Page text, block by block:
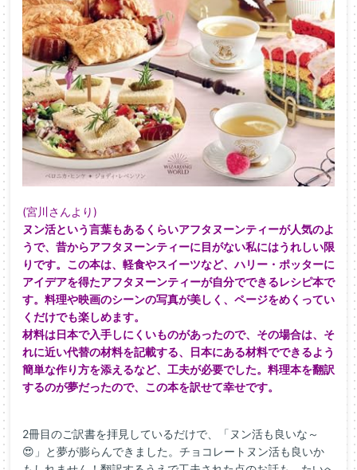
(宮川さんより)
ヌン活という言葉もあるくらいアフタヌーンティーが人気のよ
うで、 昔からアフタヌーンティーに目がない私にはうれしい限
りです。この本は、軽食やスイーツなど、ハリー・ポッターに
アイデアを得たアフタヌーンティーが自分でできるレシピ本で
す。 料理や映画のシーンの写真が美しく、ページをめくってい
くだけでも楽しめます。
材料は日本で入手しにくいものがあったので、その場合は、そ
れに近い代替の材料を記載する、日本にある材料でできるよう
簡単な作り方を添えるなど、工夫が必要でした。 料理本を翻訳
するのが夢だったので、この本を訳せて幸せです。
2冊目のご訳書を拝見しているだけで、「ヌン活も良いな～
😍」と夢が膨らんできました。チョコレートヌン活も良いか